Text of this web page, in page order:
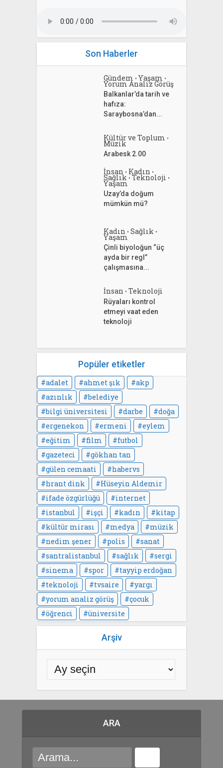
Son Haberler
Gündem • Yaşam •
Yorum Analiz Görüş
Balkanlar’da tarih ve
hafıza:
Saraybosna’dan...
Kültür ve Toplum •
Müzik
Arabesk 2.00
İnsan • Kadın •
Sağlık • Teknoloji •
Yaşam
Uzay’da doğum
mümkün mü?
Kadın • Sağlık •
Yaşam
Çinli biyoloğun “üç
ayda bir regl”
çalışmasına...
İnsan • Teknoloji
Rüyaları kontrol
etmeyi vaat eden
teknoloji
Popüler etiketler
adalet ahmet şık
akp
azınlık
belediye
bilgi üniversitesi
darbe
doğa
ergenekon
ermeni
eylem
eğitim
film
futbol
gazeteci
gökhan tan
gülen cemaati
habervs
hrant dink
Hüseyin Aldemir
ifade özgürlüğü
internet
istanbul
işçi kadın
kitap
kültür mirası
medya
müzik
nedim şener
polis
sanat
santralistanbul
sağlık
sergi
sinema
spor
tayyip erdoğan
teknoloji
tvsaire
yargı
yorum analiz görüş
çocuk
öğrenci
üniversite
Arşiv
ARA